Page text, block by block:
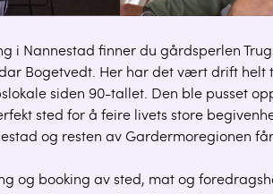
i Nannestad finner du gårdsperlen
Bogetvedt. Her har det vært drift
siden 90-tallet. Den ble pusset
sted for å feire livets store
og resten av Gardermoregionen
og booking av sted, mat og